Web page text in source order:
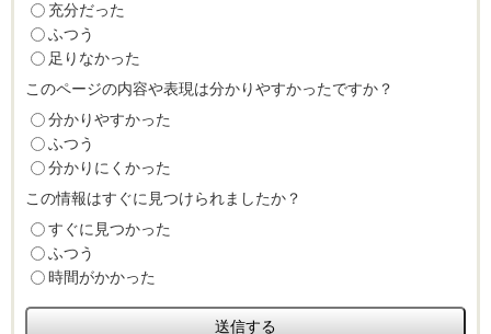
充分だった
ふつう
足りなかった
このページの内容や表現は分かりやすかったですか？
分かりやすかった
ふつう
分かりにくかった
この情報はすぐに見つけられましたか？
すぐに見つかった
ふつう
時間がかかった